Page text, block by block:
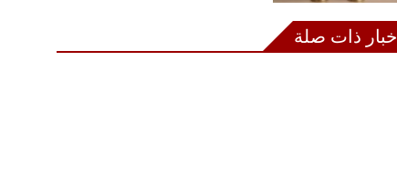
أخبار ذات صلة